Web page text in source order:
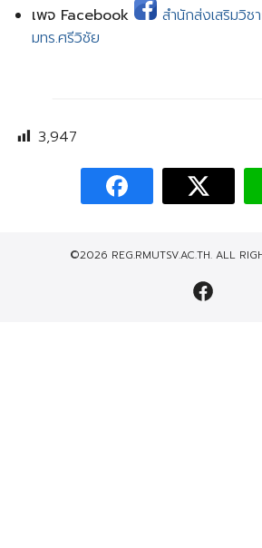
เพจ Facebook
สำนักส่งเสริมวิช
มทร.ศรีวิชัย
3,947
©2026 REG.RMUTSV.AC.TH. ALL